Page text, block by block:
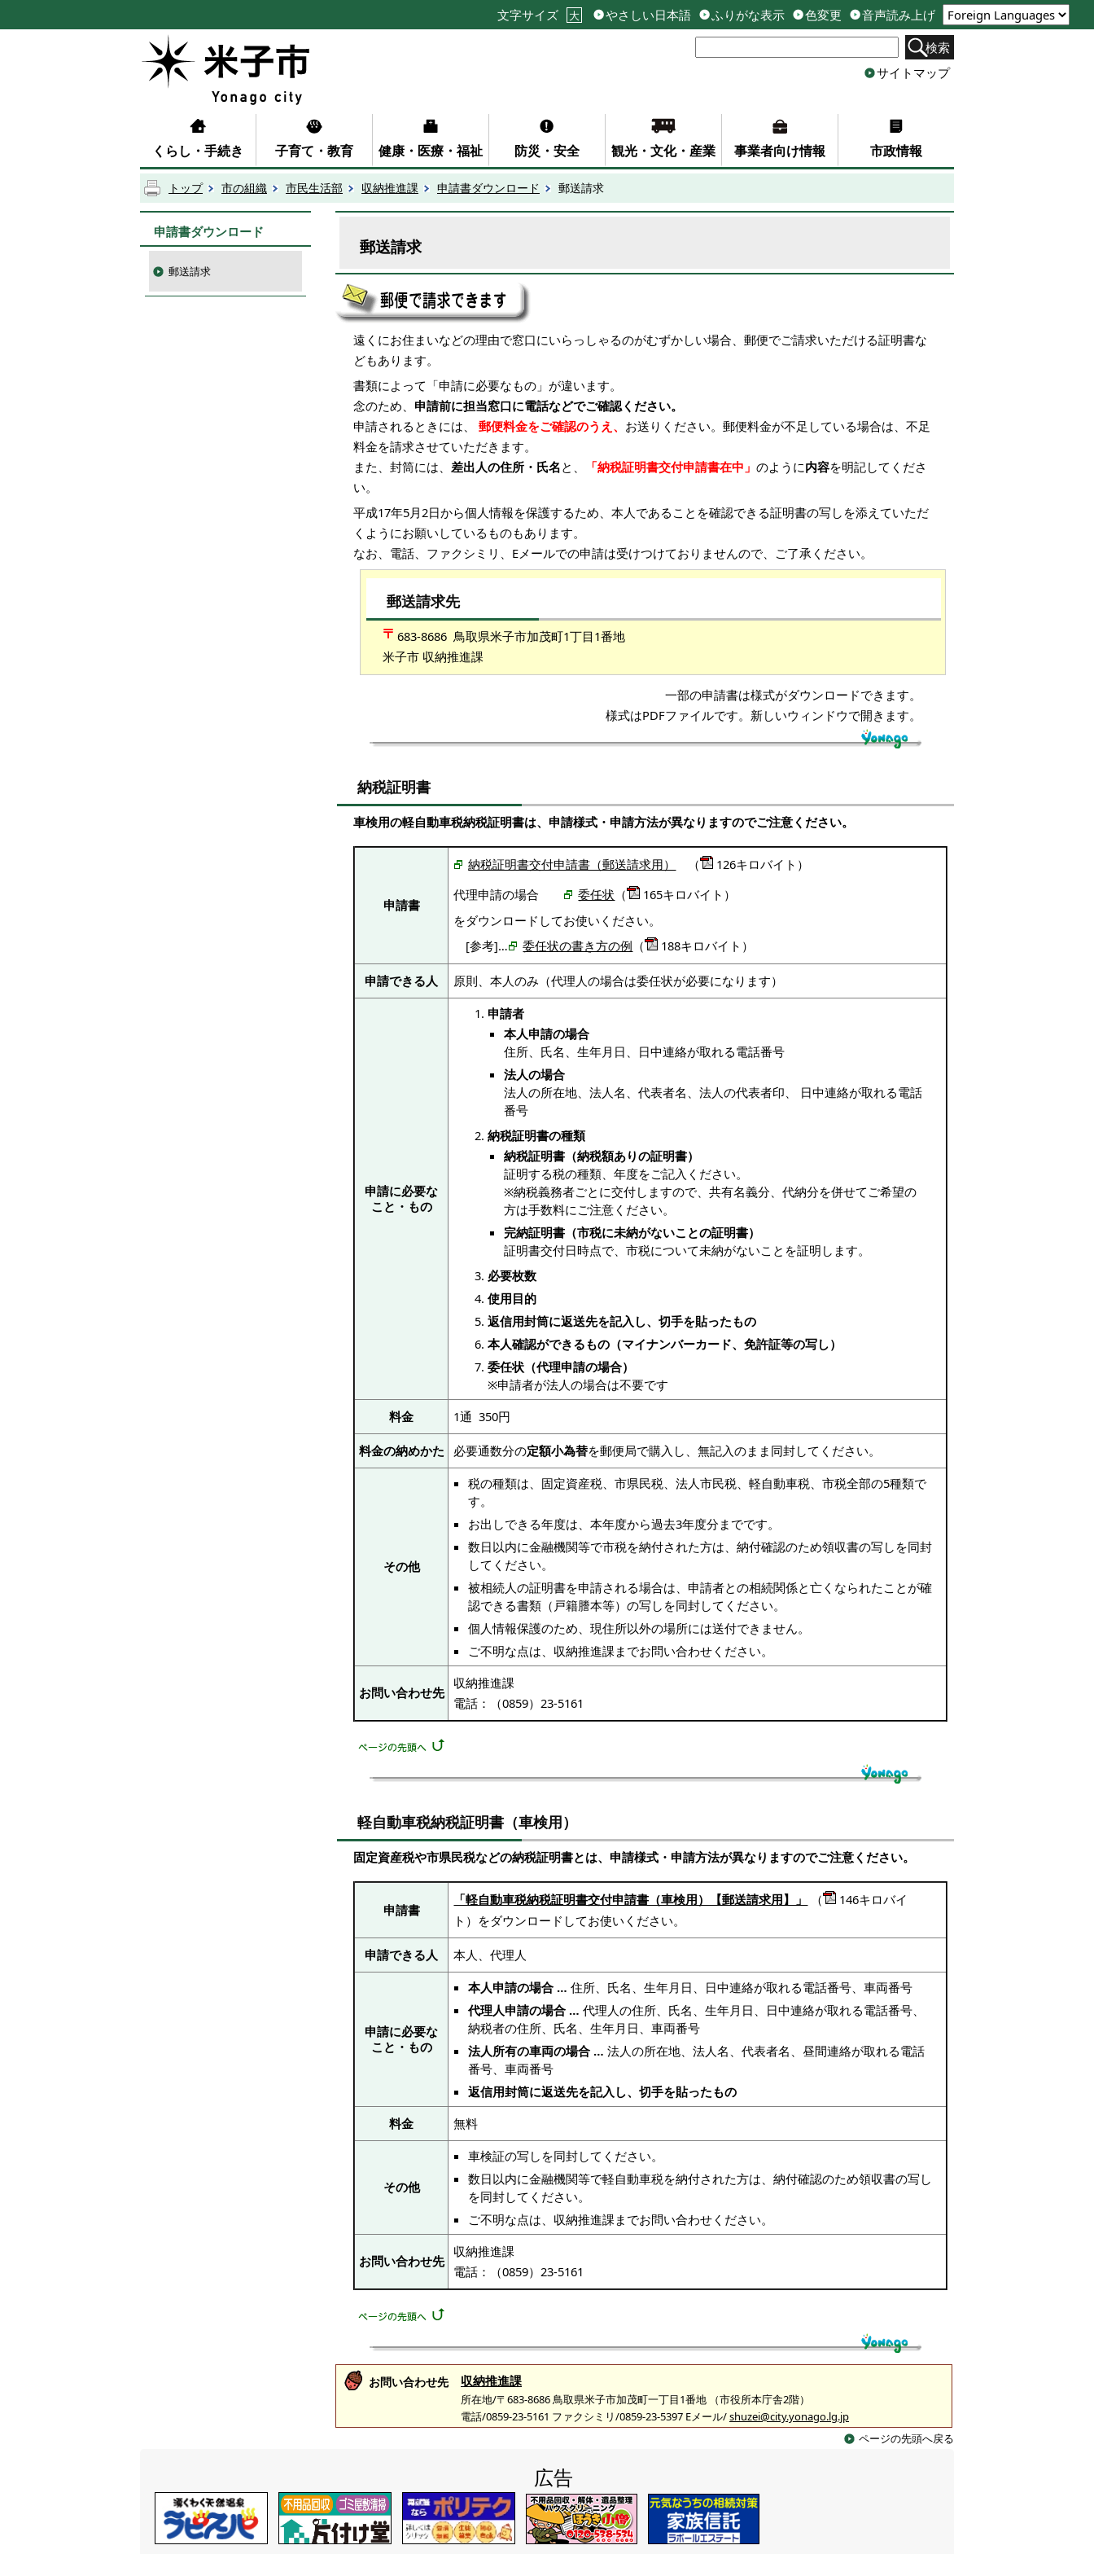
文字サイズ 大 やさしい日本語 ふりがな表示 色変更
音声読み上げ
検索
サイトマップ
くらし・手続き 子育て・教育 健康・医療・福祉 防災・安全 観光・文化・産業 事業者向け情報 市政情報
トップ 市の組織 市民生活部 収納推進課 申請書ダウンロード 郵送請求
申請書ダウンロード
郵送請求
郵送請求
遠くにお住まいなどの理由で窓口にいらっしゃるのがむずかしい場合、郵便でご請求いただける証明書な
どもあります。
書類によって「申請に必要なもの」が違います。
念のため、 申請前に担当窓口に電話などでご確認ください。
申請されるときには、
郵便料金をご確認のうえ、 お送りください。郵便料金が不足している場合は、不足
料金を請求させていただきます。
また、封筒には、 差出人の住所・氏名と、 「納税証明書交付申請書在中」 のように内容を明記してくださ
い。
平成17年5月2日から個人情報を保護するため、本人であることを確認できる証明書の写しを添えていただ
くようにお願いしているものもあります。
なお、電話、ファクシミリ、Eメールでの申請は受けつけておりませんので、ご了承ください。
郵送請求先
683-8686 鳥取県米子市加茂町1丁目1番地
米子市 収納推進課
一部の申請書は様式がダウンロードできます。
様式はPDFファイルです。新しいウィンドウで開きます。
納税証明書
車検用の軽自動車税納税証明書は、申請様式・申請方法が異なりますのでご注意ください。
申請書
納税証明書交付申請書（郵送請求用） （
126キロバイト）
代理申請の場合
委任状 （
165キロバイト）
をダウンロードしてお使いください。
[参考]…
委任状の書き方の例 （ 188キロバイト）
申請できる人 原則、本人のみ（代理人の場合は委任状が必要になります）
申請に必要な
こと・もの
申請者
本人申請の場合
住所、氏名、生年月日、日中連絡が取れる電話番号
法人の場合
法人の所在地、法人名、代表者名、法人の代表者印、 日中連絡が取れる電話
番号
納税証明書の種類
納税証明書（納税額ありの証明書）
証明する税の種類、年度をご記入ください。
※納税義務者ごとに交付しますので、共有名義分、代納分を併せてご希望の
方は手数料にご注意ください。
完納証明書（市税に未納がないことの証明書）
証明書交付日時点で、市税について未納がないことを証明します。
必要枚数
使用目的
返信用封筒に返送先を記入し、切手を貼ったもの
本人確認ができるもの（マイナンバーカード、免許証等の写し）
委任状（代理申請の場合）
※申請者が法人の場合は不要です
料金
1通 350円
料金の納めかた 必要通数分の定額小為替を郵便局で購入し、無記入のまま同封してください。
その他
税の種類は、固定資産税、市県民税、法人市民税、軽自動車税、市税全部の5種類で
す。
お出しできる年度は、本年度から過去3年度分までです。
数日以内に金融機関等で市税を納付された方は、納付確認のため領収書の写しを同封
してください。
被相続人の証明書を申請される場合は、申請者との相続関係と亡くなられたことが確
認できる書類（戸籍謄本等）の写しを同封してください。
個人情報保護のため、現住所以外の場所には送付できません。
ご不明な点は、収納推進課までお問い合わせください。
お問い合わせ先
収納推進課
電話：（0859）23-5161
軽自動車税納税証明書（車検用）
固定資産税や市県民税などの納税証明書とは、申請様式・申請方法が異なりますのでご注意ください。
申請書
「軽自動車税納税証明書交付申請書（車検用）【郵送請求用】」 （
146キロバイ
ト）をダウンロードしてお使いください。
申請できる人 本人、代理人
申請に必要な
こと・もの
本人申請の場合 … 住所、氏名、生年月日、日中連絡が取れる電話番号、車両番号
代理人申請の場合 … 代理人の住所、氏名、生年月日、日中連絡が取れる電話番号、
納税者の住所、氏名、生年月日、車両番号
法人所有の車両の場合 … 法人の所在地、法人名、代表者名、昼間連絡が取れる電話
番号、車両番号
返信用封筒に返送先を記入し、切手を貼ったもの
料金
無料
その他
車検証の写しを同封してください。
数日以内に金融機関等で軽自動車税を納付された方は、納付確認のため領収書の写し
を同封してください。
ご不明な点は、収納推進課までお問い合わせください。
お問い合わせ先
収納推進課
電話：（0859）23-5161
お問い合わせ先 収納推進課
所在地/〒683-8686 鳥取県米子市加茂町一丁目1番地 （市役所本庁舎2階）
電話/0859-23-5161 ファクシミリ/0859-23-5397 Eメール/shuzei@city.yonago.lg.jp
ページの先頭へ戻る
広告